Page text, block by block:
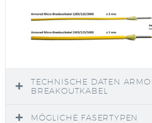
TECHNISCHE DATEN
BREAKOUTKABEL
MÖGLICHE FASERTYPEN